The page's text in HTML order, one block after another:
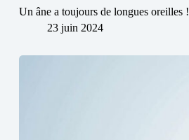
Un âne a toujours de longues oreilles !
23 juin 2024